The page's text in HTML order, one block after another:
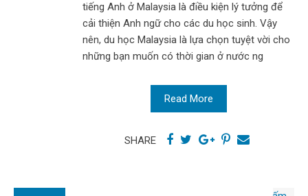
tiếng Anh ở Malaysia là điều kiện lý tưởng để
cải thiện Anh ngữ cho các du học sinh. Vậy
nên, du học Malaysia là lựa chọn tuyệt vời cho
những bạn muốn có thời gian ở nước ng
Read More
SHARE